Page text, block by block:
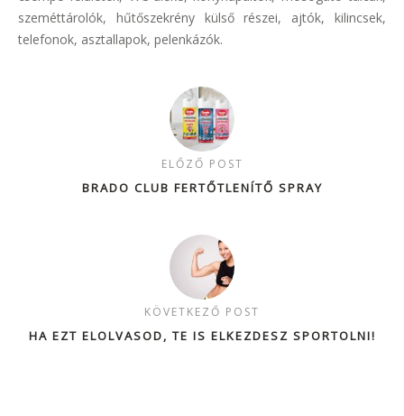
szeméttárolók, hűtőszekrény külső részei, ajtók, kilincsek,
telefonok, asztallapok, pelenkázók.
ELŐZŐ POST
BRADO CLUB FERTŐTLENÍTŐ SPRAY
KÖVETKEZŐ POST
HA EZT ELOLVASOD, TE IS ELKEZDESZ SPORTOLNI!